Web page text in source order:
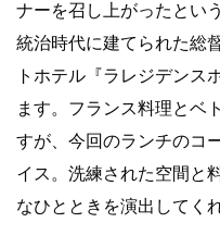
ナーを召し上がったとい
統治時代に建てられた総
トホテル『ラレジデンス
ます。フランス料理とベ
すが、今回のランチのコ
イス。洗練された空間と
なひとときを演出してく